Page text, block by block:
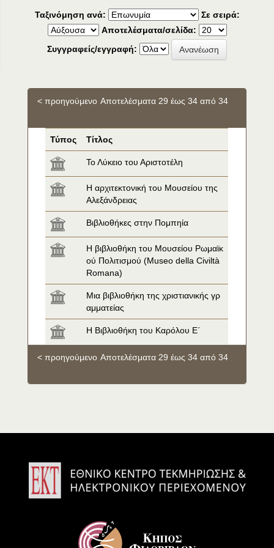
Ταξινόμηση ανά:
Σε σειρά:
Αποτελέσματα/σελίδα:
Συγγραφείς/εγγραφή:
Αποτελέσματα 29 έως 34 από 34
< προηγούμενο
Τύπος Τίτλος
Το Λύκειο του Αριστοτέλη
Η αρχιτεκτονική του Μουσείου της
Αλεξάνδρειας
Βιβλιοθήκες στην Πομπηία
Η βιβλιοθήκη του Μουσείου Ρωμαϊκ
ού Πολιτισμού (Museo della Civiltà
Romana)
Μια βιβλιοθήκη της χριστιανικής γρ
αμματείας
Η Βιβλιοθήκη του Καρόλου Ε΄
Αποτελέσματα 29 έως 34 από 34
< προηγούμενο